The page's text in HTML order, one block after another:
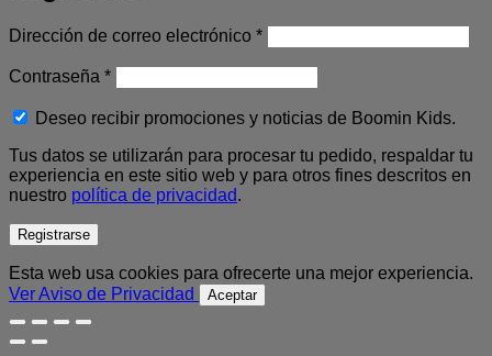
Dirección de correo electrónico *Obligatorio
Contraseña *Obligatorio
Deseo recibir promociones y noticias de Boomin Kids.
Tus datos se utilizarán para procesar tu pedido, respaldar tu
experiencia en este sitio web y para otros fines descritos en
nuestro política de privacidad.
Registrarse
Esta web usa cookies para ofrecerte una mejor experiencia.
Ver Aviso de Privacidad
Aceptar